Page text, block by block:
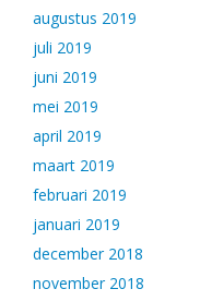
augustus 2019
juli 2019
juni 2019
mei 2019
april 2019
maart 2019
februari 2019
januari 2019
december 2018
november 2018